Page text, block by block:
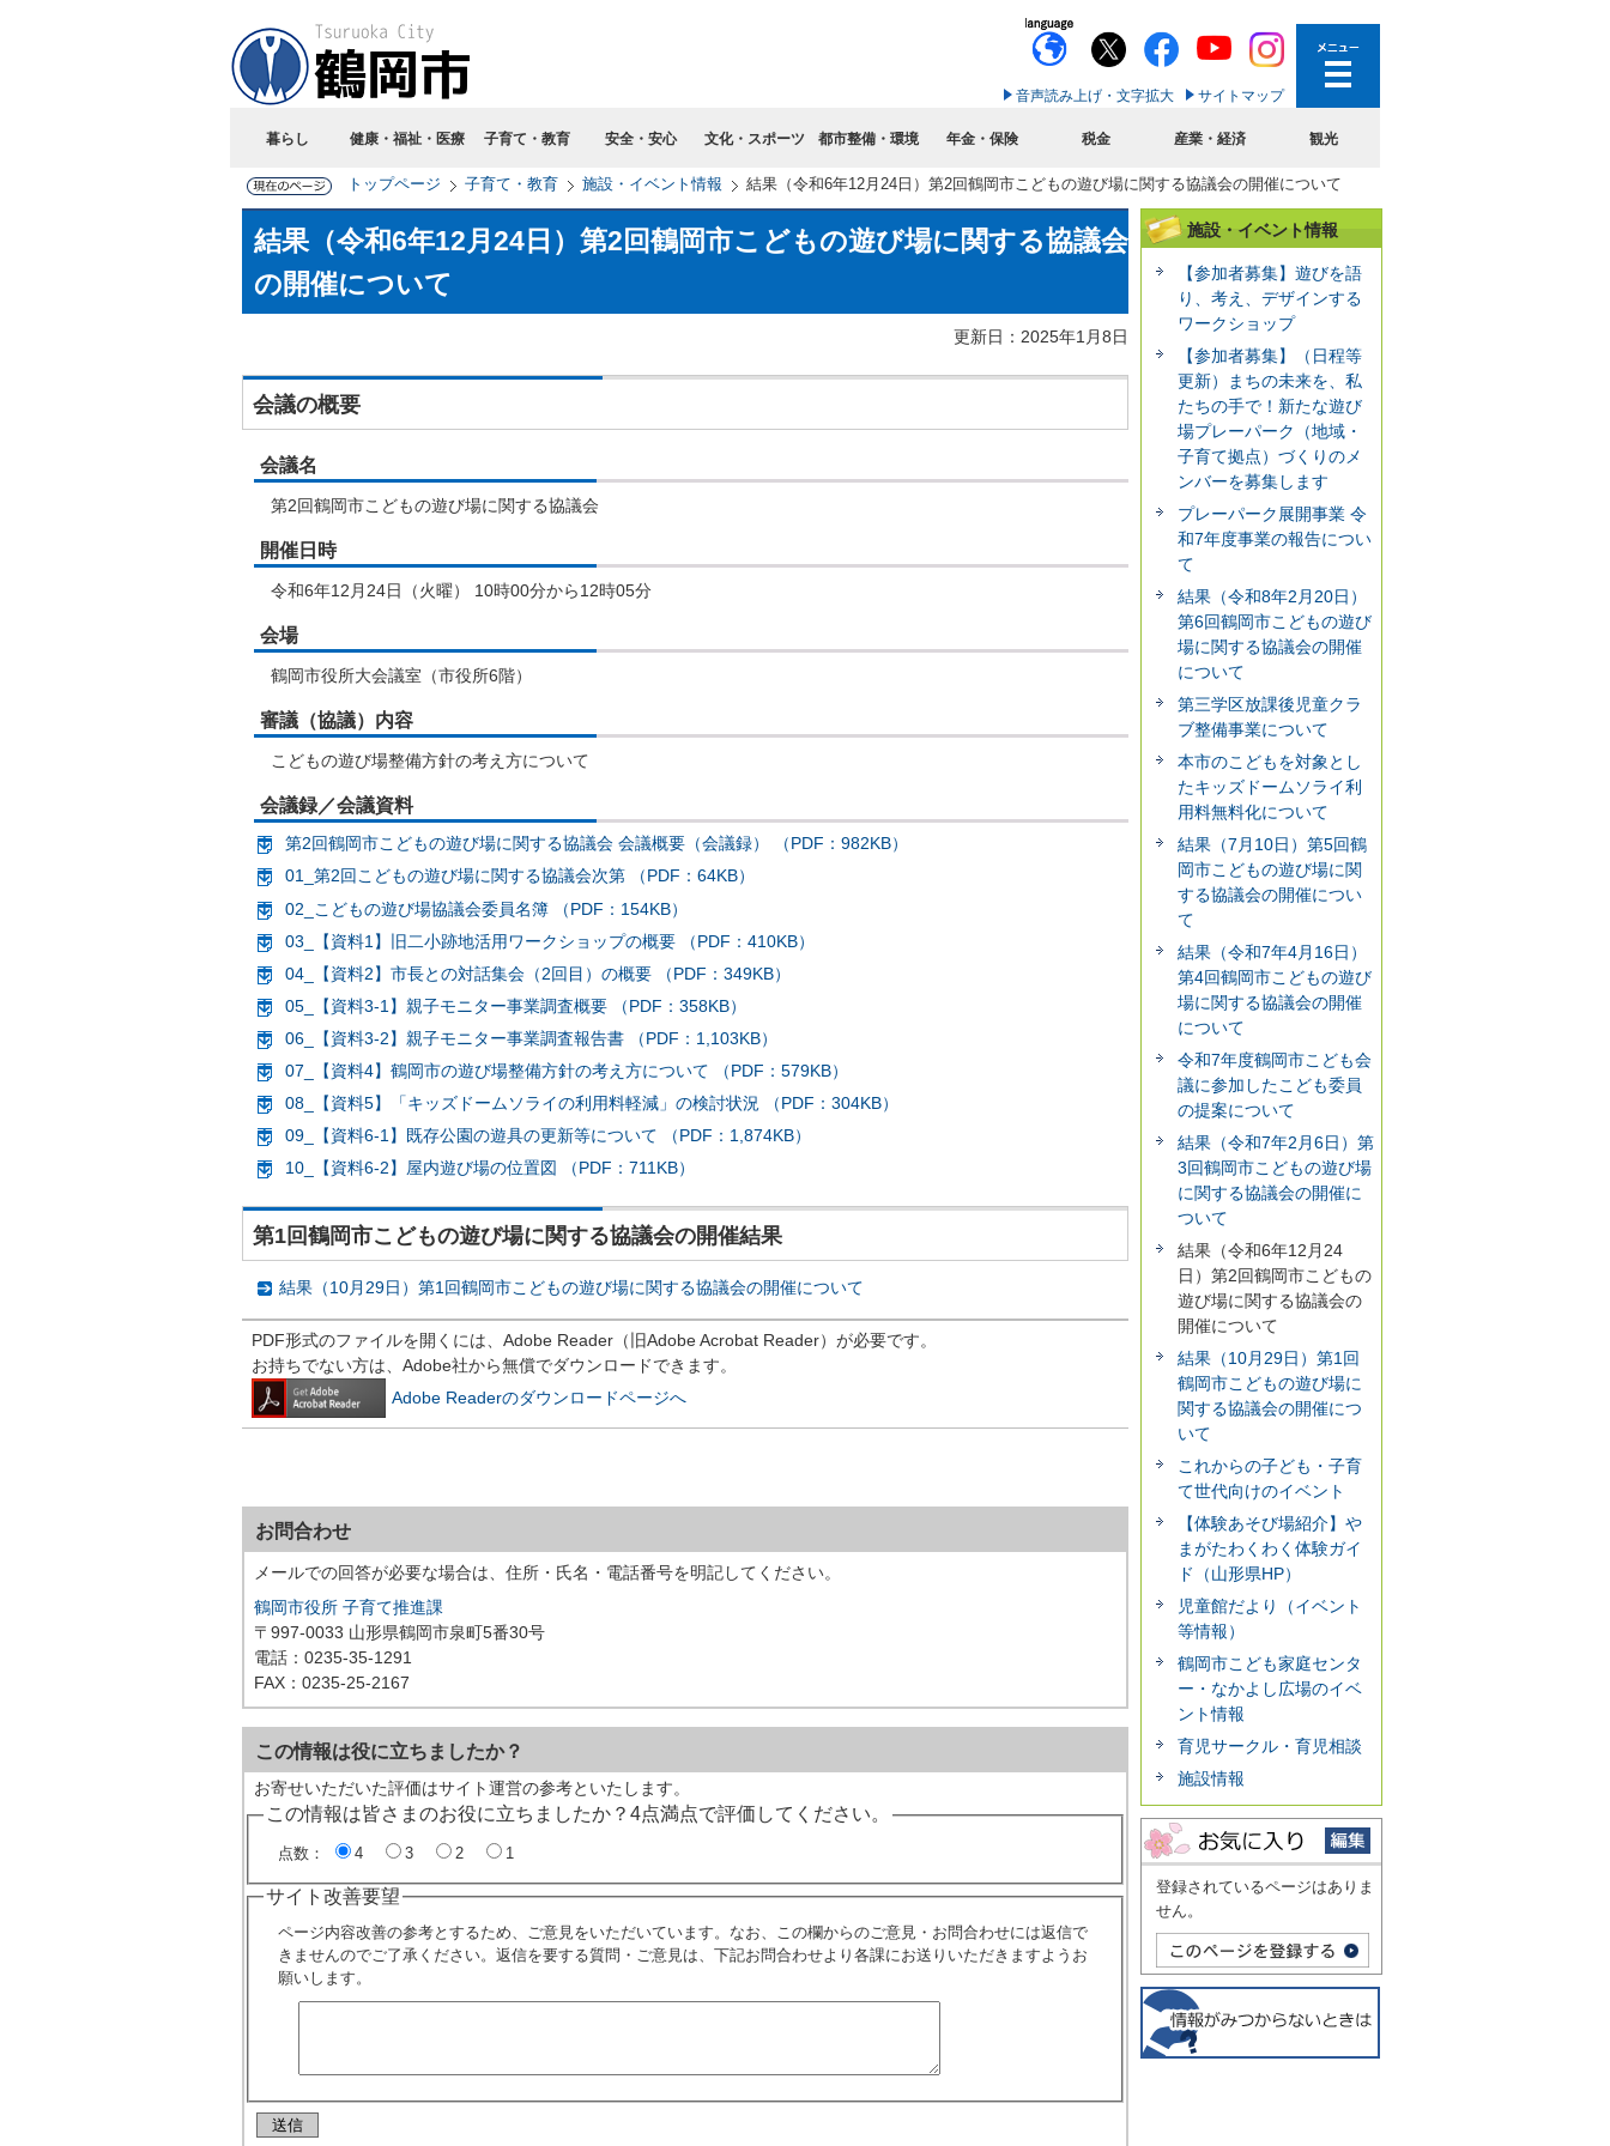
音声読み上げ・文字拡大 サイトマップ
暮らし 健康・福祉・医療 子育て・教育 安全・安心 文化・スポーツ 都市整備・環境 年金・保険 税金 産業・経済 観光
トップページ 子育て・教育 施設・イベント情報 結果（令和6年12月24日）第2回鶴岡市こどもの遊び場に関する協議会の開催について
結果（令和6年12月24日）第2回鶴岡市こどもの遊び場に関する協議会
の開催について
更新日：2025年1月8日
会議の概要
会議名
第2回鶴岡市こどもの遊び場に関する協議会
開催日時
令和6年12月24日（火曜） 10時00分から12時05分
会場
鶴岡市役所大会議室（市役所6階）
審議（協議）内容
こどもの遊び場整備方針の考え方について
会議録／会議資料
第2回鶴岡市こどもの遊び場に関する協議会 会議概要（会議録） （PDF：982KB）
01_第2回こどもの遊び場に関する協議会次第 （PDF：64KB）
02_こどもの遊び場協議会委員名簿 （PDF：154KB）
03_【資料1】旧二小跡地活用ワークショップの概要 （PDF：410KB）
04_【資料2】市長との対話集会（2回目）の概要 （PDF：349KB）
05_【資料3-1】親子モニター事業調査概要 （PDF：358KB）
06_【資料3-2】親子モニター事業調査報告書 （PDF：1,103KB）
07_【資料4】鶴岡市の遊び場整備方針の考え方について （PDF：579KB）
08_【資料5】「キッズドームソライの利用料軽減」の検討状況 （PDF：304KB）
09_【資料6-1】既存公園の遊具の更新等について （PDF：1,874KB）
10_【資料6-2】屋内遊び場の位置図 （PDF：711KB）
第1回鶴岡市こどもの遊び場に関する協議会の開催結果
結果（10月29日）第1回鶴岡市こどもの遊び場に関する協議会の開催について
PDF形式のファイルを開くには、Adobe Reader（旧Adobe Acrobat Reader）が必要です。
お持ちでない方は、Adobe社から無償でダウンロードできます。
Adobe Readerのダウンロードページへ
お問合わせ
メールでの回答が必要な場合は、住所・氏名・電話番号を明記してください。
鶴岡市役所 子育て推進課
〒997-0033 山形県鶴岡市泉町5番30号
電話：0235-35-1291
FAX：0235-25-2167
この情報は役に立ちましたか？
お寄せいただいた評価はサイト運営の参考といたします。
この情報は皆さまのお役に立ちましたか？4点満点で評価してください。
点数： 4 3 2 1
サイト改善要望
ページ内容改善の参考とするため、ご意見をいただいています。なお、この欄からのご意見・お問合わせには返信で
きませんのでご了承ください。返信を要する質問・ご意見は、下記お問合わせより各課にお送りいただきますようお
願いします。
施設・イベント情報
【参加者募集】遊びを語
り、考え、デザインする
ワークショップ
【参加者募集】（日程等
更新）まちの未来を、私
たちの手で！新たな遊び
場プレーパーク（地域・
子育て拠点）づくりのメ
ンバーを募集します
プレーパーク展開事業 令
和7年度事業の報告につい
て
結果（令和8年2月20日）
第6回鶴岡市こどもの遊び
場に関する協議会の開催
について
第三学区放課後児童クラ
ブ整備事業について
本市のこどもを対象とし
たキッズドームソライ利
用料無料化について
結果（7月10日）第5回鶴
岡市こどもの遊び場に関
する協議会の開催につい
て
結果（令和7年4月16日）
第4回鶴岡市こどもの遊び
場に関する協議会の開催
について
令和7年度鶴岡市こども会
議に参加したこども委員
の提案について
結果（令和7年2月6日）第
3回鶴岡市こどもの遊び場
に関する協議会の開催に
ついて
結果（令和6年12月24
日）第2回鶴岡市こどもの
遊び場に関する協議会の
開催について
結果（10月29日）第1回
鶴岡市こどもの遊び場に
関する協議会の開催につ
いて
これからの子ども・子育
て世代向けのイベント
【体験あそび場紹介】や
まがたわくわく体験ガイ
ド（山形県HP）
児童館だより（イベント
等情報）
鶴岡市こども家庭センタ
ー・なかよし広場のイベ
ント情報
育児サークル・育児相談
施設情報
登録されているページはありま
せん。